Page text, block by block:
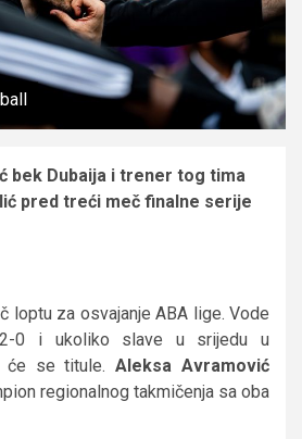
bek Dubaija i trener tog tima
pred treći meč finalne serije
loptu za osvajanje ABA lige. Vode
0 i ukoliko slave u srijedu u
će se titule.Aleksa Avramović
regionalnog takmičenja sa oba